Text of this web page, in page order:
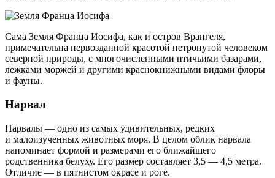
Сама Земля Франца Иосифа, как и остров Врангеля,
примечательна первозданной красотой нетронутой человеком
северной природы, с многочисленными птичьими базарами,
лежками моржей и другими краснокнижными видами флоры
и фауны.
Нарвал
Нарвалы — одно из самых удивительных, редких
и малоизученных животных моря. В целом облик нарвала
напоминает формой и размерами его ближайшего
родственника белуху. Его размер составляет 3,5 — 4,5 метра.
Отличие — в пятнистом окрасе и роге.